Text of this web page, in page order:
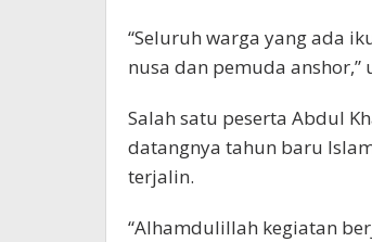
“Seluruh warga yang ada
nusa dan pemuda anshor,”
Salah satu peserta Abdul
datangnya tahun baru
terjalin.
“Alhamdulillah kegiatan